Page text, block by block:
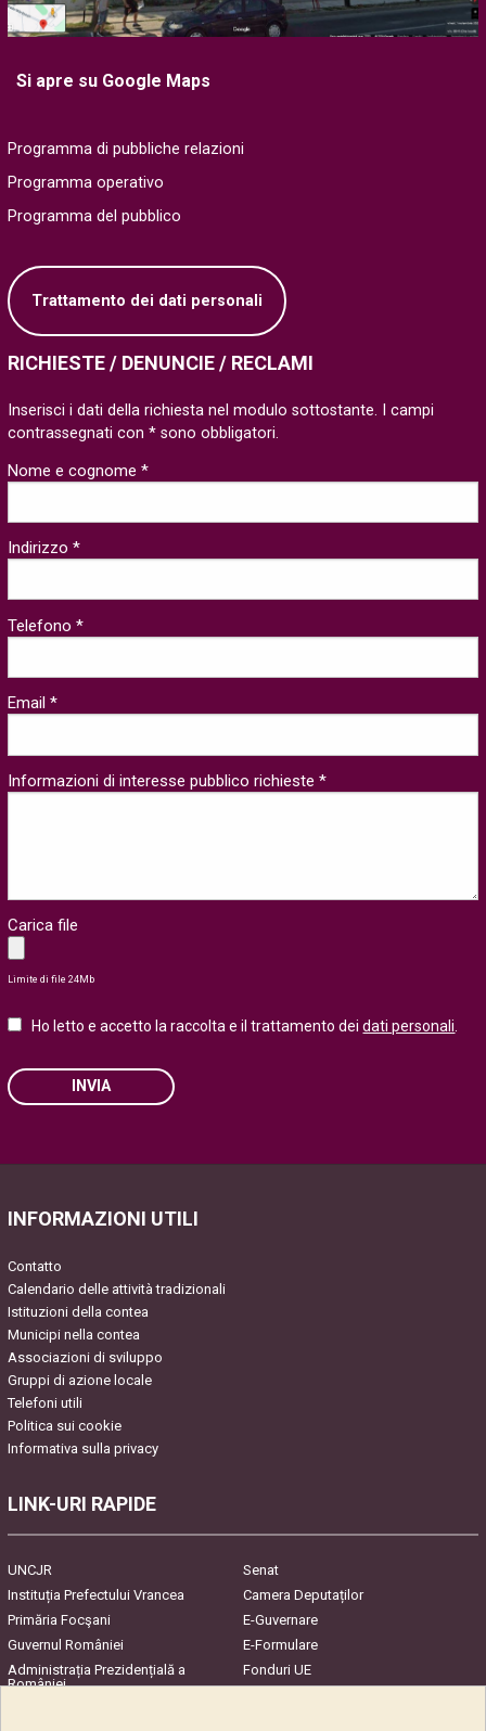
Si apre su Google Maps
Programma di pubbliche relazioni
Programma operativo
Programma del pubblico
Trattamento dei dati personali
RICHIESTE / DENUNCIE / RECLAMI
Inserisci i dati della richiesta nel modulo sottostante. I campi
contrassegnati con * sono obbligatori.
Nome e cognome *
Indirizzo *
Telefono *
Email *
Informazioni di interesse pubblico richieste *
Carica file
Limite di file 24Mb
Ho letto e accetto la raccolta e il trattamento deidati personali
INVIA
INFORMAZIONI UTILI
Contatto
Calendario delle attività tradizionali
Istituzioni della contea
Municipi nella contea
Associazioni di sviluppo
Gruppi di azione locale
Telefoni utili
Politica sui cookie
Informativa sulla privacy
LINK-URI RAPIDE
UNCJR
Senat
Instituția Prefectului Vrancea
Camera Deputaților
Primăria Focşani
E-Guvernare
Guvernul României
E-Formulare
Administrația Prezidențială a
României
Fonduri UE